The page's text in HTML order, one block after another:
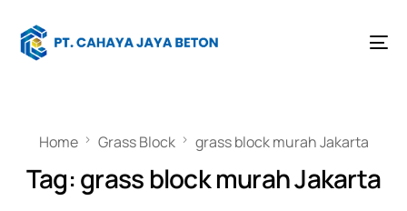
Home Grass Block grass block murah Jakarta
Tag:grass block murah Jakarta